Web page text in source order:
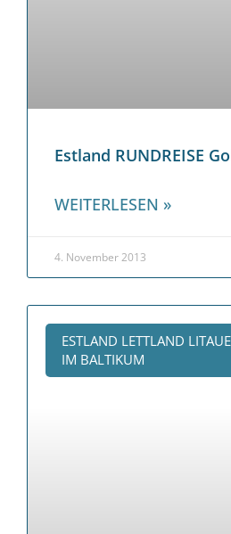
Estland RUNDREISE
WEITERLESEN »
4. November 2013
ESTLAND LETTLAND
IM BALTIKUM